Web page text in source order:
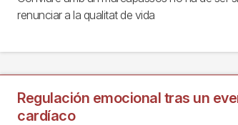
renunciar a la qualitat de vida
Regulación emocional tras un
cardíaco